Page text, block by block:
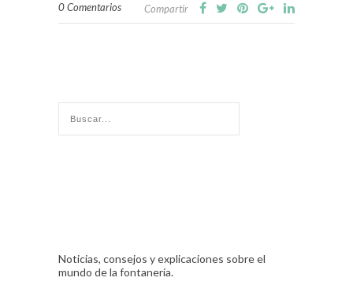
0 Comentarios Compartir
Noticias, consejos y explicaciones sobre el
mundo de la fontanería.